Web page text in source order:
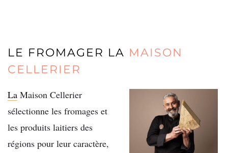
LE FROMAGER LA MAISON
CELLERIER
La Maison Cellerier
sélectionne les fromages et
les produits laitiers des
régions pour leur caractère,